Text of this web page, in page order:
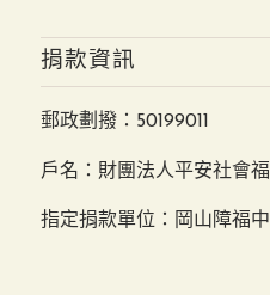
捐款資訊
郵政劃撥：50199011
戶名：財團法人平安社會
指定捐款單位：岡山障福